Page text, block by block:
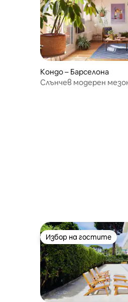
Кондо – Барселона
Слънчев модерен
Избор на гостите
Избор на гостите